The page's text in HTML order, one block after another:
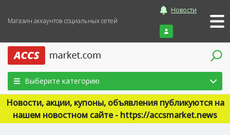
Магазин аккаунтов социальных сетей
Новости
Войти
Выберите категорию
Новости, акции, купоны, объявления публикуются на
нашем новостном сайте - https://accsmarket.news